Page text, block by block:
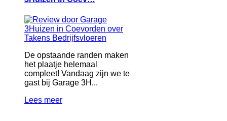
De opstaande randen maken
het plaatje helemaal
compleet! Vandaag zijn we te
gast bij Garage 3H...
Lees meer